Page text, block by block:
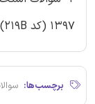
1397 (کد 219B) شامل 70 سوال با
برچسب‌ها: